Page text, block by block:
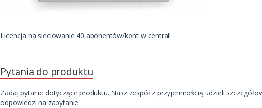
Licencja na sieciowanie 40 abonentów/kont w centrali
Pytania do produktu
Zadaj pytanie dotyczące produktu. Nasz zespół z przyjemnością udzieli
odpowiedzi na zapytanie.